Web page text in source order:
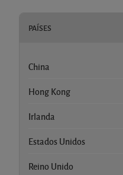
PAÍSES
China
Hong Kong
Irlanda
Estados Unidos
Reino Unido